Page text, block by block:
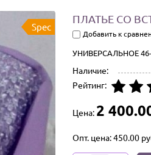
Spec
ПЛАТЬЕ СО
Добавить к
УНИВЕРСАЛЬНОЕ
Наличие:
Рейтинг:
Цена: 2
Опт. цена:450.00